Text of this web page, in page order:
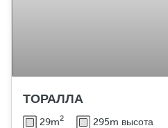
ТОРАЛЛА
29m2 295m высота